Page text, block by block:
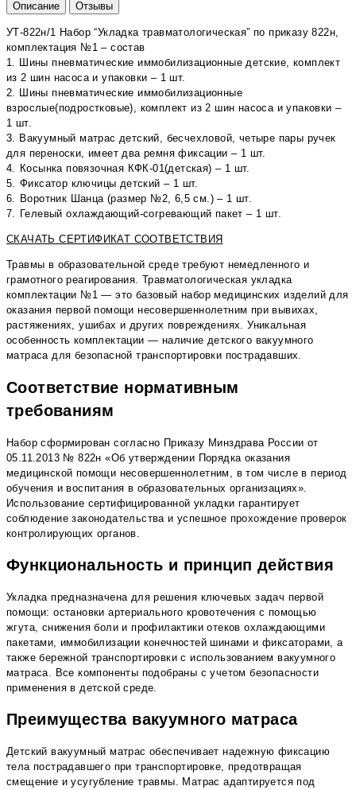
Описание
Отзывы
УТ-822н/1 Набор “Укладка травматологическая” по приказу 822н,
комплектация №1 – состав
1. Шины пневматические иммобилизационные детские, комплект
из 2 шин насоса и упаковки – 1 шт.
2. Шины пневматические иммобилизационные
взрослые(подростковые), комплект из 2 шин насоса и упаковки –
1 шт.
3. Вакуумный матрас детский, бесчехловой, четыре пары ручек
для переноски, имеет два ремня фиксации – 1 шт.
4.⁠ ⁠Косынка повязочная КФК-01(детская) – 1 шт.
5.⁠ ⁠Фиксатор ключицы детский – 1 шт.
6.⁠ ⁠Воротник Шанца (размер №2, 6,5 см.) – 1 шт.
7.⁠ ⁠Гелевый охлаждающий-согревающий пакет – 1 шт.
СКАЧАТЬ СЕРТИФИКАТ СООТВЕТСТВИЯ
Травмы в образовательной среде требуют немедленного и
грамотного реагирования. Травматологическая укладка
комплектации №1 — это базовый набор медицинских изделий для
оказания первой помощи несовершеннолетним при вывихах,
растяжениях, ушибах и других повреждениях. Уникальная
особенность комплектации — наличие детского вакуумного
матраса для безопасной транспортировки пострадавших.
Соответствие нормативным
требованиям
Набор сформирован согласно Приказу Минздрава России от
05.11.2013 № 822н «Об утверждении Порядка оказания
медицинской помощи несовершеннолетним, в том числе в период
обучения и воспитания в образовательных организациях».
Использование сертифицированной укладки гарантирует
соблюдение законодательства и успешное прохождение проверок
контролирующих органов.
Функциональность и принцип действия
Укладка предназначена для решения ключевых задач первой
помощи: остановки артериального кровотечения с помощью
жгута, снижения боли и профилактики отеков охлаждающими
пакетами, иммобилизации конечностей шинами и фиксаторами, а
также бережной транспортировки с использованием вакуумного
матраса. Все компоненты подобраны с учетом безопасности
применения в детской среде.
Преимущества вакуумного матраса
Детский вакуумный матрас обеспечивает надежную фиксацию
тела пострадавшего при транспортировке, предотвращая
смещение и усугубление травмы. Матрас адаптируется под